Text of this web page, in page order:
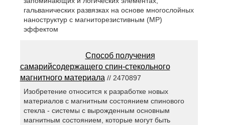
гальванических развязках на основе многослойных
наноструктур с магниторезистивным (МР)
эффектом
Способ получения
самарийсодержащего спин-стекольного
магнитного материала // 2470897
Изобретение относится к разработке новых
материалов с магнитным состоянием спинового
стекла - системы с вырожденным основным
магнитным состоянием, которые могут быть